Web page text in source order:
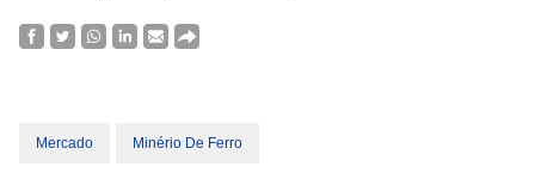
Mercado Minério De Ferro